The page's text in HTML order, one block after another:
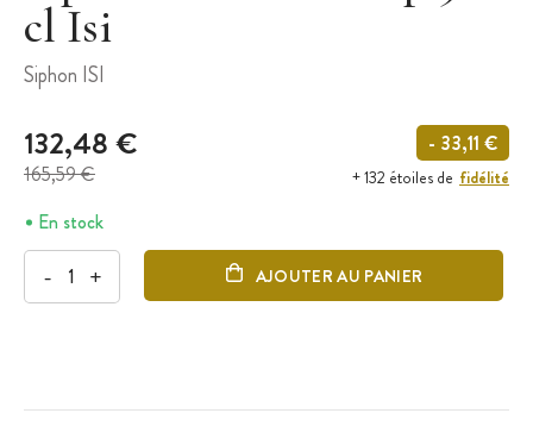
cl Isi
Siphon ISI
132,48 €
165,59 €
- 33,11 €
+ 132 étoiles de fidélité
En stock
- + AJOUTER AU PANIER